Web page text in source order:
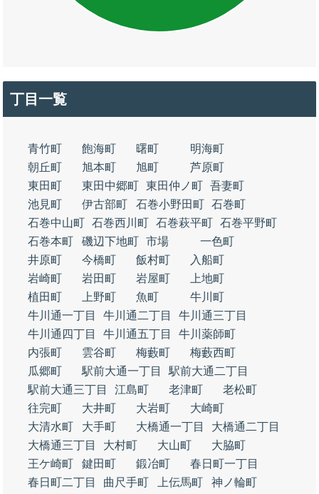
丁目一覧
青竹町 飽海町 曙町
明海町
朝丘町
旭本町 旭町
芦原町
東田町
東田中郷町 東田仲ノ町 吾妻町
池見町
伊古部町 石巻小野田町 石巻町
石巻中山町 石巻西川町 石巻萩平町 石巻平野町
石巻本町
磯辺下地町 市場
一色町
井原町
今橋町 飯村町
入船町
岩崎町
岩田町 岩屋町
上地町
植田町
上野町 魚町
牛川町
牛川通一丁目
牛川通二丁目
牛川通三丁目
牛川通四丁目
牛川通五丁目
牛川薬師町
内張町
雲谷町 梅藪町
梅藪西町
瓜郷町
駅前大通一丁目
駅前大通二丁目
駅前大通三丁目
江島町 老津町
老松町
往完町
大井町 大岩町
大崎町
大清水町
大手町 大橋通一丁目
大橋通二丁目
大橋通三丁目
大村町 大山町
大脇町
王ケ崎町
鍵田町 鍛冶町
春日町一丁目
春日町二丁目
曲尺手町 上伝馬町
神ノ輪町